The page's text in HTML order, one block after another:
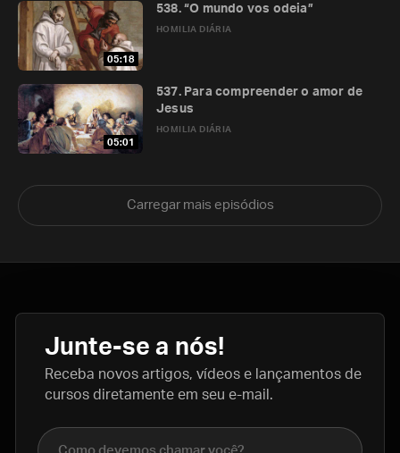
05:18
HOMILIA DIÁRIA
538. “O mundo vos odeia”
05:01
HOMILIA DIÁRIA
537. Para compreender o amor de
Jesus
Carregar mais episódios
Junte-se a nós!
Receba novos artigos, vídeos e lançamentos de
cursos diretamente em seu e-mail.
Nome completo